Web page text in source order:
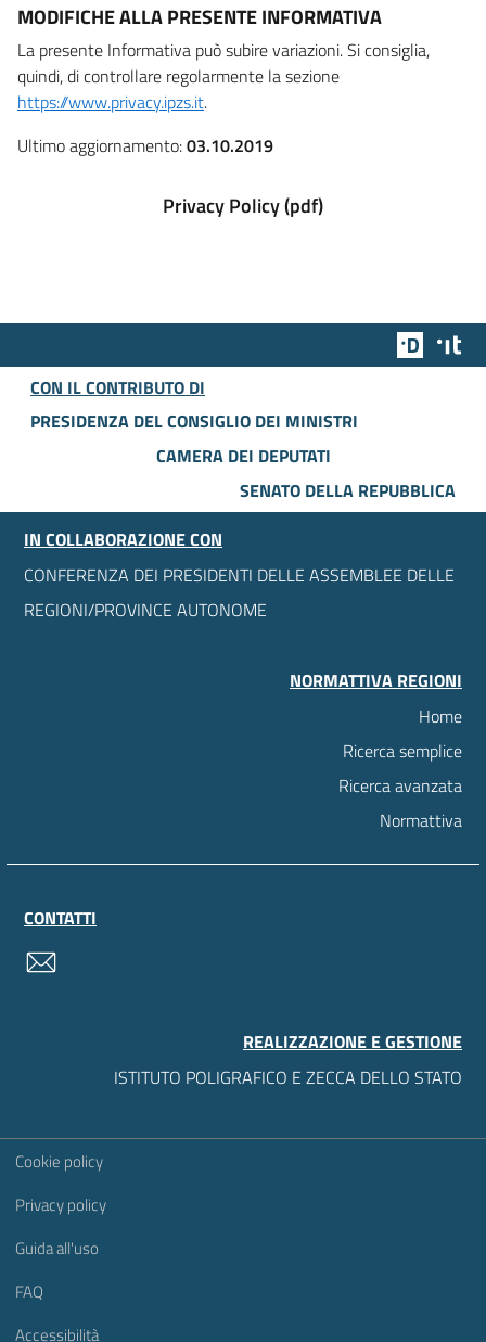
MODIFICHE ALLA PRESENTE INFORMATIVA
La presente Informativa può subire variazioni. Si consiglia,
quindi, di controllare regolarmente la sezione
https://www.privacy.ipzs.it.
Ultimo aggiornamento:03.10.2019
Privacy Policy (pdf)
Team
CON IL CONTRIBUTO DI
PRESIDENZA DEL CONSIGLIO DEI MINISTRI
CAMERA DEI DEPUTATI
SENATO DELLA REPUBBLICA
IN COLLABORAZIONE CON
CONFERENZA DEI PRESIDENTI DELLE ASSEMBLEE DELLE
REGIONI/PROVINCE AUTONOME
NORMATTIVA REGIONI
Home
Ricerca semplice
Ricerca avanzata
Normattiva
CONTATTI
REALIZZAZIONE E GESTIONE
ISTITUTO POLIGRAFICO E ZECCA DELLO STATO
Sezione Link Utili
Cookie policy
Privacy policy
Guida all'uso
FAQ
Accessibilità